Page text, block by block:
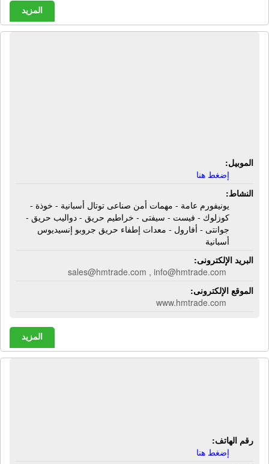
المزيد
الموبيل:
إضغط هنا
النشاط:
يونيفورم عامة - مهمات أمن صناعى توتال أسبانية - خوذة -
كوزلوك - فيست - سيفتى - خراطيم حريق - دواليب حريق -
جوانتى - أفارول - معدات إطفاء حريق جروبو إنسيديوس
أسبانية
البريد الإلكترونى:
sales@hmtrade.com , info@hmtrade.com
الموقع الإلكترونى:
www.hmtrade.com
المزيد
رقم الهاتف:
إضغط هنا